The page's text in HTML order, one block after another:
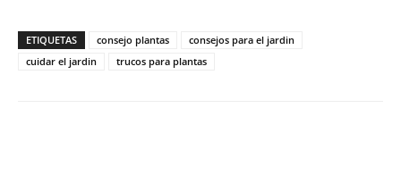
ETIQUETAS consejo plantas
consejos para el jardin
cuidar el jardin
trucos para plantas